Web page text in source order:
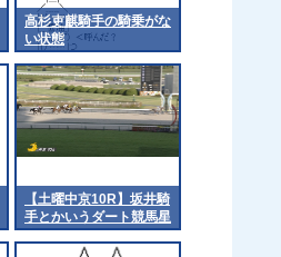
高杉吏麒騎手の騎乗がな
い状態
【土曜中京10R】坂井騎
手とかいうダート競馬星
人